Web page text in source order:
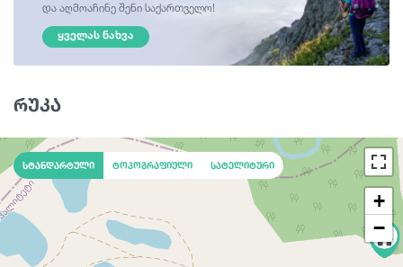
და აღმოაჩინე შენი საქართველო!
ᲧᲕᲔᲚᲐᲡ ᲜᲐᲮᲕᲐ
რუკა
+
−
სტანდარტული ტოპოგრაფიული სატელიტური